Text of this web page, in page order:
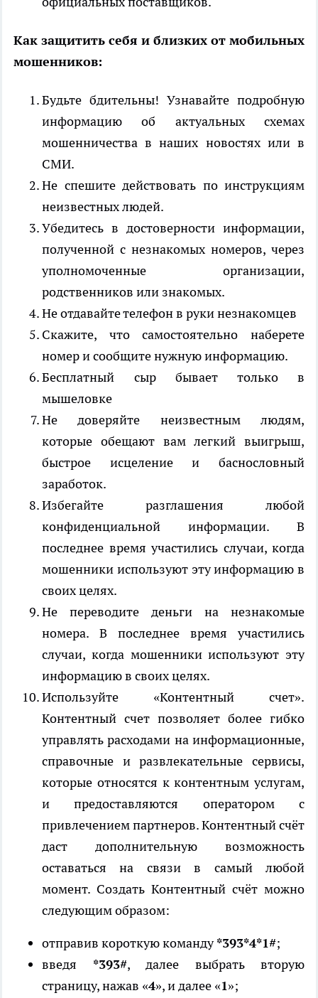
Как защитить себя и близких от мобильных
мошенников:
Будьте бдительны! Узнавайте подробную
информацию об актуальных схемах
мошенничества в наших новостях или в
СМИ.
Не спешите действовать по инструкциям
неизвестных людей.
Убедитесь в достоверности информации,
полученной с незнакомых номеров, через
уполномоченные организации,
родственников или знакомых.
Не отдавайте телефон в руки незнакомцев
Скажите, что самостоятельно наберете
номер и сообщите нужную информацию.
Бесплатный сыр бывает только в
мышеловке
Не доверяйте неизвестным людям,
которые обещают вам легкий выигрыш,
быстрое исцеление и баснословный
заработок.
Избегайте разглашения любой
конфиденциальной информации. В
последнее время участились случаи, когда
мошенники используют эту информацию в
своих целях.
Не переводите деньги на незнакомые
номера. В последнее время участились
случаи, когда мошенники используют эту
информацию в своих целях.
Используйте «Контентный счет».
Контентный счет позволяет более гибко
управлять расходами на информационные,
справочные и развлекательные сервисы,
которые относятся к контентным услугам,
и предоставляются оператором с
привлечением партнеров. Контентный счёт
даст дополнительную возможность
оставаться на связи в самый любой
момент. Создать Контентный счёт можно
следующим образом:
отправив короткую команду*393*4*1#;
введя *393#, далее выбрать вторую
страницу, нажав «4», и далее «1»;